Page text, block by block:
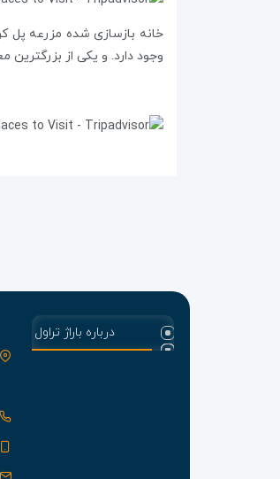
وجود دارد. و یکی از بزرگترین معادن پلاتین جهان در 8 مایل (13 کیلومتر)
درباره باراژ تراول